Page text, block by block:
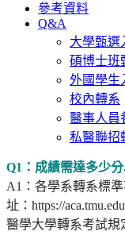
參考資料
Q&A
大學甄選
碩博士班
外國學生
校內轉系
醫事人員
私醫聯招
Q1 ：成績需達多少
A1 ：各學系轉系標準
址：https://
醫學大學轉系考試規